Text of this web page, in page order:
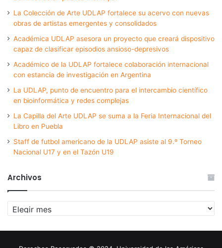
La Colección de Arte UDLAP fortalece su acervo con nuevas
obras de artistas emergentes y consolidados
Académica UDLAP asesora un proyecto que creará dispositivo
capaz de clasificar episodios ansioso-depresivos
Académico de la UDLAP fortalece colaboración internacional
con estancia de investigación en Argentina
La UDLAP, punto de encuentro para el intercambio científico
en bioinformática y redes complejas
La Capilla del Arte UDLAP se suma a la Feria Internacional del
Libro en Puebla
Staff de futbol americano de la UDLAP asiste al 9.º Torneo
Nacional U17 y en el Tazón U19
Archivos
Archivos